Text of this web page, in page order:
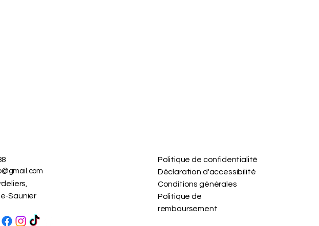
Saunier
Politique de confidentialité
Déclaration d'accessibilité
Conditions générales
Politique de
remboursement